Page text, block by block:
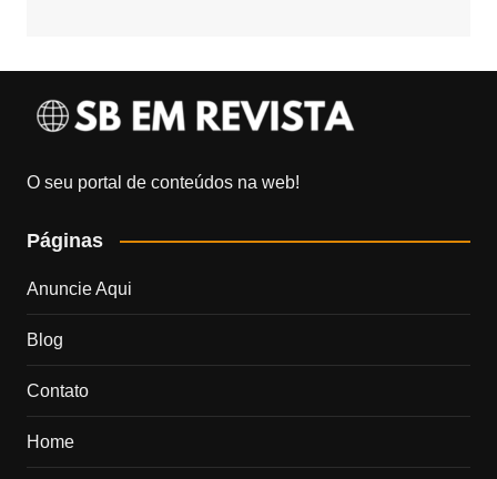
O seu portal de conteúdos na web!
Páginas
Anuncie Aqui
Blog
Contato
Home